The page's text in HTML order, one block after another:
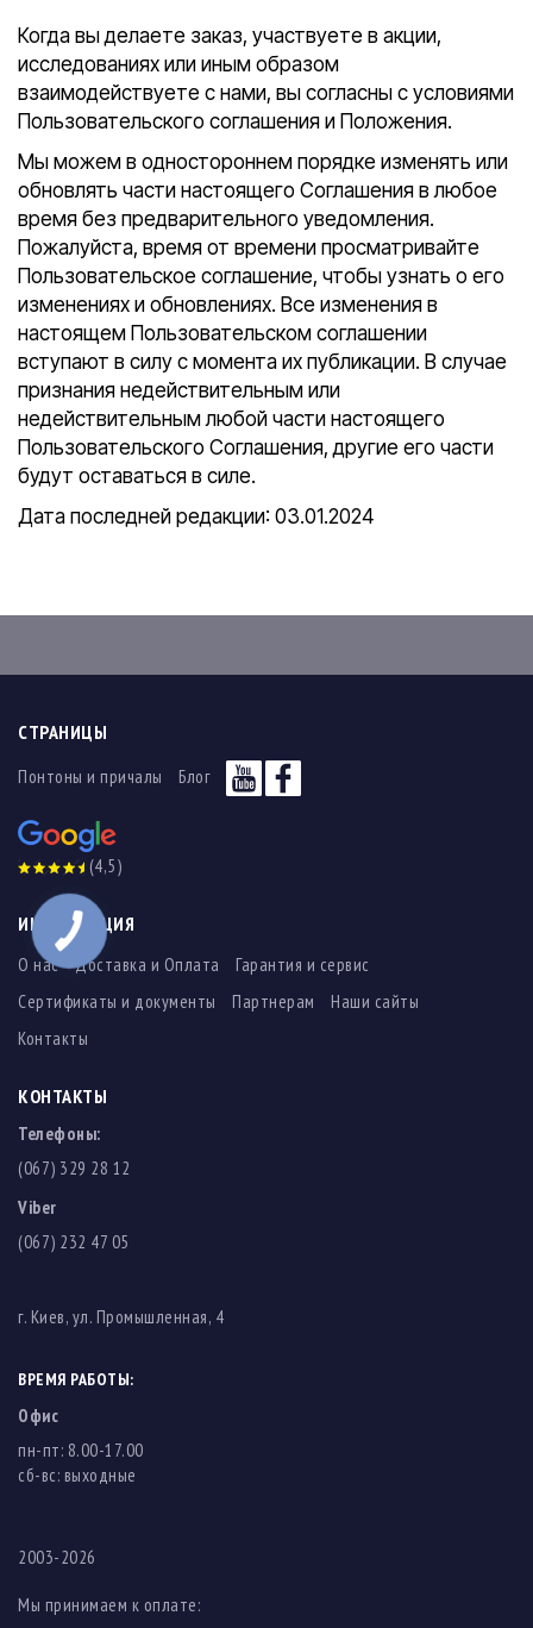
Когда вы делаете заказ, участвуете в акции,
исследованиях или иным образом
взаимодействуете с нами, вы согласны с условиями
Пользовательского соглашения и Положения.
Мы можем в одностороннем порядке изменять или
обновлять части настоящего Соглашения в любое
время без предварительного уведомления.
Пожалуйста, время от времени просматривайте
Пользовательское соглашение, чтобы узнать о его
изменениях и обновлениях. Все изменения в
настоящем Пользовательском соглашении
вступают в силу с момента их публикации. В случае
признания недействительным или
недействительным любой части настоящего
Пользовательского Соглашения, другие его части
будут оставаться в силе.
Дата последней редакции: 03.01.2024
СТРАНИЦЫ
Понтоны и причалы Блог
(4,5)
ИНФОРМАЦИЯ
О нас Доставка и Оплата
Гарантия и сервис
Сертификаты и документы
Партнерам
Наши сайты
Контакты
КОНТАКТЫ
Телефоны:
(067) 329 28 12
Viber
(067) 232 47 05
г. Киев, ул. Промышленная, 4
ВРЕМЯ РАБОТЫ:
Офис
пн-пт: 8.00-17.00
cб-вс: выходные
2003-2026
Мы принимаем к оплате: